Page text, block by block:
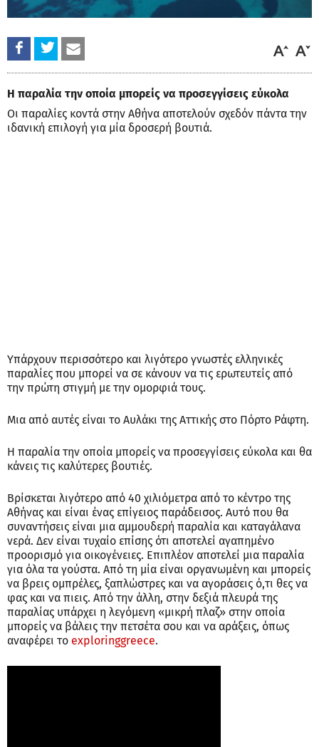
Η παραλία την οποία μπορείς να προσεγγίσεις εύκολα
Οι παραλίες κοντά στην Αθήνα αποτελούν σχεδόν πάντα την
ιδανική επιλογή για μία δροσερή βουτιά.
Υπάρχουν περισσότερο και λιγότερο γνωστές ελληνικές
παραλίες που μπορεί να σε κάνουν να τις ερωτευτείς από
την πρώτη στιγμή με την ομορφιά τους.
Μια από αυτές είναι το Αυλάκι της Αττικής στο Πόρτο Ράφτη.
Η παραλία την οποία μπορείς να προσεγγίσεις εύκολα και θα
κάνεις τις καλύτερες βουτιές.
Βρίσκεται λιγότερο από 40 χιλιόμετρα από το κέντρο της
Αθήνας και είναι ένας επίγειος παράδεισος. Αυτό που θα
συναντήσεις είναι μια αμμουδερή παραλία και καταγάλανα
νερά. Δεν είναι τυχαίο επίσης ότι αποτελεί αγαπημένο
προορισμό για οικογένειες. Επιπλέον αποτελεί μια παραλία
για όλα τα γούστα. Από τη μία είναι οργανωμένη και μπορείς
να βρεις ομπρέλες, ξαπλώστρες και να αγοράσεις ό,τι θες να
φας και να πιεις. Από την άλλη, στην δεξιά πλευρά της
παραλίας υπάρχει η λεγόμενη «μικρή πλαζ» στην οποία
μπορείς να βάλεις την πετσέτα σου και να αράξεις, όπως
αναφέρει το exploringgreece.